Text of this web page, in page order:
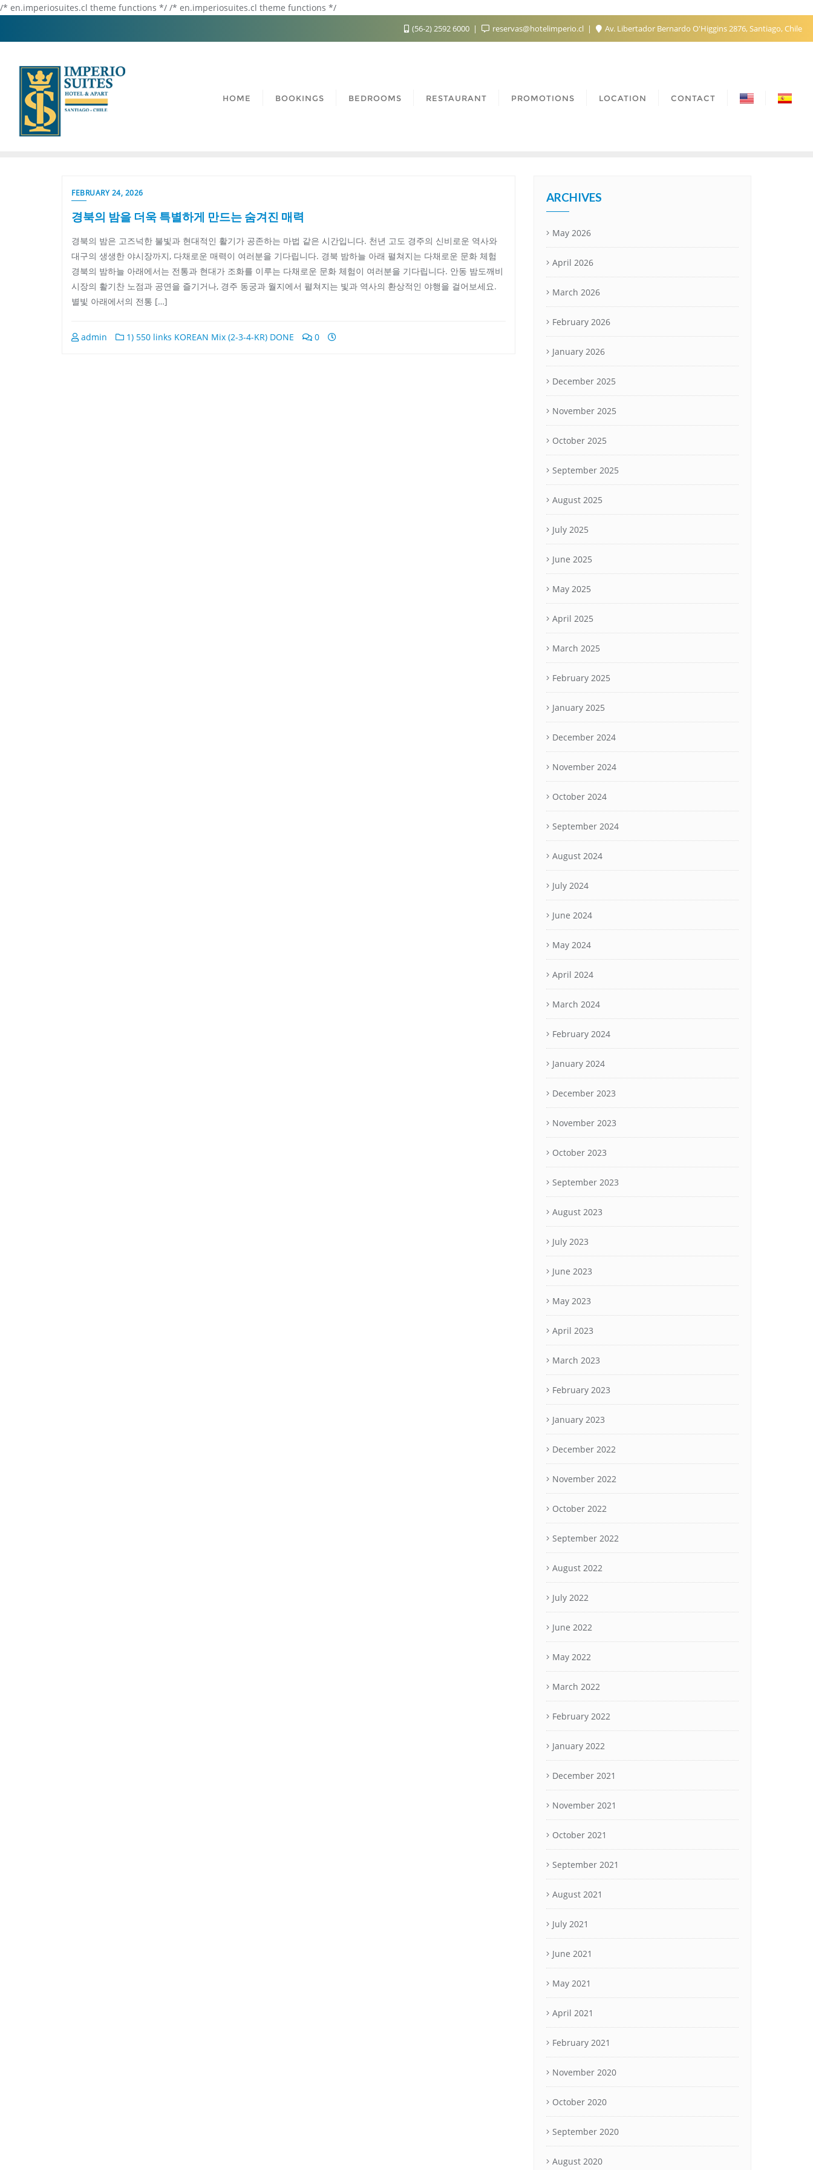
/* en.imperiosuites.cl theme functions */ /* en.imperiosuites.cl theme functions */
(56-2) 2592 6000 reservas@hotelimperio.cl Av. Libertador Bernardo O'Higgins 2876, Santiago, Chile
HOME BOOKINGS BEDROOMS RESTAURANT PROMOTIONS LOCATION CONTACT
FEBRUARY 24, 2026
경북의 밤을 더욱 특별하게 만드는 숨겨진 매력
경북의 밤은 고즈넉한 불빛과 현대적인 활기가 공존하는 마법 같은 시간입니다. 천년 고도 경주의 신비로운 역사와
대구의 생생한 야시장까지, 다채로운 매력이 여러분을 기다립니다. 경북 밤하늘 아래 펼쳐지는 다채로운 문화 체험
경북의 밤하늘 아래에서는 전통과 현대가 조화를 이루는 다채로운 문화 체험이 여러분을 기다립니다. 안동 밤도깨비
시장의 활기찬 노점과 공연을 즐기거나, 경주 동궁과 월지에서 펼쳐지는 빛과 역사의 환상적인 야행을 걸어보세요.
별빛 아래에서의 전통 […]
admin 1) 550 links KOREAN Mix (2-3-4-KR) DONE 0
ARCHIVES
May 2026
April 2026
March 2026
February 2026
January 2026
December 2025
November 2025
October 2025
September 2025
August 2025
July 2025
June 2025
May 2025
April 2025
March 2025
February 2025
January 2025
December 2024
November 2024
October 2024
September 2024
August 2024
July 2024
June 2024
May 2024
April 2024
March 2024
February 2024
January 2024
December 2023
November 2023
October 2023
September 2023
August 2023
July 2023
June 2023
May 2023
April 2023
March 2023
February 2023
January 2023
December 2022
November 2022
October 2022
September 2022
August 2022
July 2022
June 2022
May 2022
March 2022
February 2022
January 2022
December 2021
November 2021
October 2021
September 2021
August 2021
July 2021
June 2021
May 2021
April 2021
February 2021
November 2020
October 2020
September 2020
August 2020